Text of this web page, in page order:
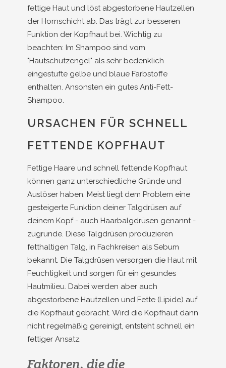
fettige Haut und löst abgestorbene Hautzellen
der Hornschicht ab. Das trägt zur besseren
Funktion der Kopfhaut bei. Wichtig zu
beachten: Im Shampoo sind vom
"Hautschutzengel" als sehr bedenklich
eingestufte gelbe und blaue Farbstoffe
enthalten. Ansonsten ein gutes Anti-Fett-
Shampoo.
URSACHEN FÜR SCHNELL
FETTENDE KOPFHAUT
Fettige Haare und schnell fettende Kopfhaut
können ganz unterschiedliche Gründe und
Auslöser haben. Meist liegt dem Problem eine
gesteigerte Funktion deiner Talgdrüsen auf
deinem Kopf - auch Haarbalgdrüsen genannt -
zugrunde. Diese Talgdrüsen produzieren
fetthaltigen Talg, in Fachkreisen als Sebum
bekannt. Die Talgdrüsen versorgen die Haut mit
Feuchtigkeit und sorgen für ein gesundes
Hautmilieu. Dabei werden aber auch
abgestorbene Hautzellen und Fette (Lipide) auf
die Kopfhaut gebracht. Wird die Kopfhaut dann
nicht regelmäßig gereinigt, entsteht schnell ein
fettiger Ansatz.
Faktoren, die die